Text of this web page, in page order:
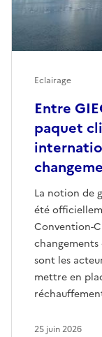
Entre
paquet
La notion de
été
Convention-
changements
sont les
mettre en
Eclairage
25 juin 2026